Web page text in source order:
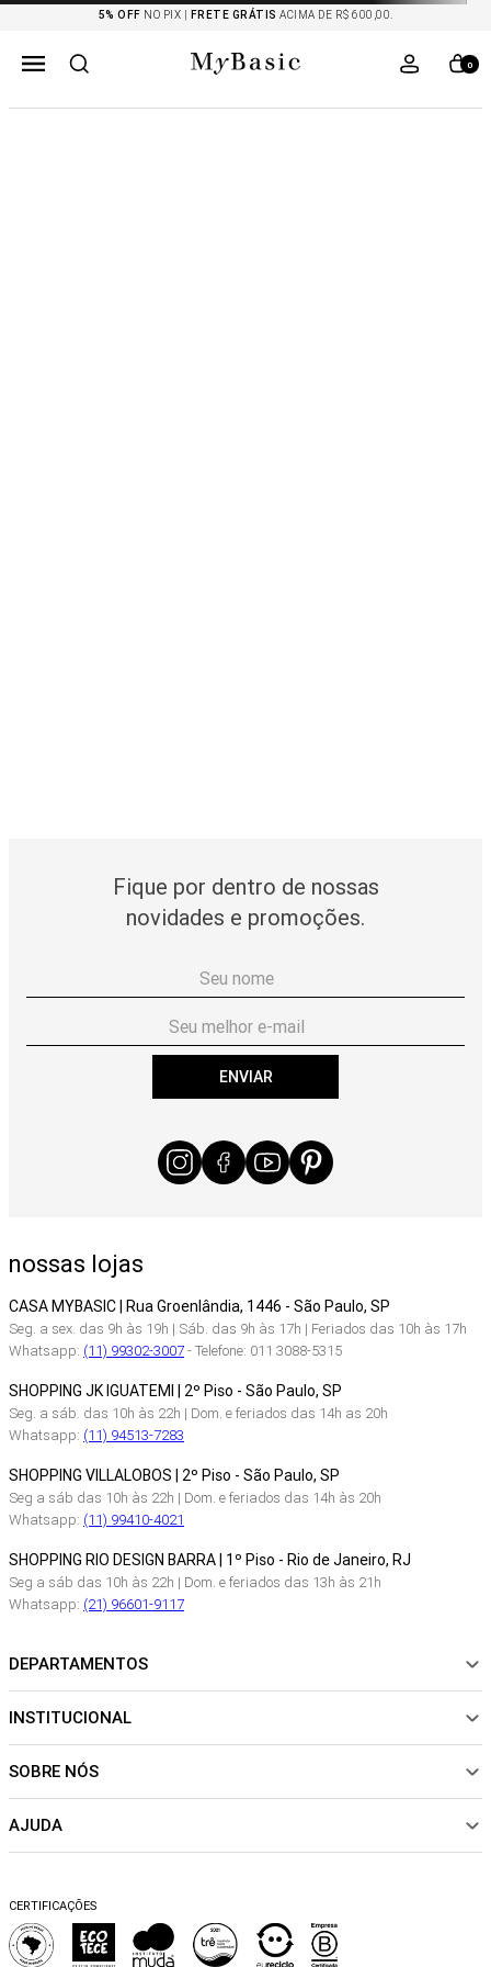
5% OFF NO PIX | FRETE GRÁTIS ACIMA DE R$ 600,00.
0
Fique por dentro de nossas
novidades e promoções.
ENVIAR
nossas lojas
CASA MYBASIC | Rua Groenlândia, 1446 - São Paulo, SP
Seg. a sex. das 9h às 19h | Sáb. das 9h às 17h | Feriados das 10h às 17h
Whatsapp: (11) 99302-3007- Telefone: 011 3088-5315
SHOPPING JK IGUATEMI | 2º Piso - São Paulo, SP
Seg. a sáb. das 10h às 22h | Dom. e feriados das 14h as 20h
Whatsapp: (11) 94513-7283
SHOPPING VILLALOBOS | 2º Piso - São Paulo, SP
Seg a sáb das 10h às 22h | Dom. e feriados das 14h às 20h
Whatsapp: (11) 99410-4021
SHOPPING RIO DESIGN BARRA | 1º Piso - Rio de Janeiro, RJ
Seg a sáb das 10h às 22h | Dom. e feriados das 13h às 21h
Whatsapp: (21) 96601-9117
DEPARTAMENTOS
NOVIDADES
CALÇADOS
SALE
INSTITUCIONAL
Sobre Nós
Sustentabilidade
Trocas e Devoluções
Perguntas Frequentes
Blog
SOBRE NÓS
Política de pagamento
AJUDA
Dicas de cuidados
Falar no WhatsApp
CERTIFICAÇÕES